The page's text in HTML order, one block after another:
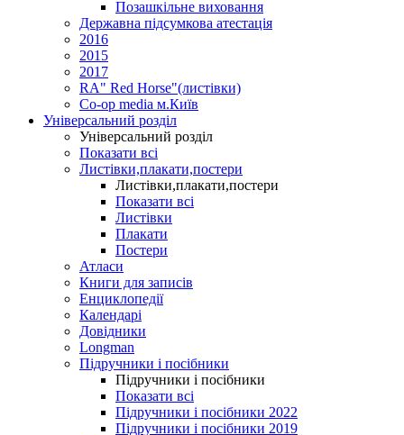
Позашкільне виховання
Державна підсумкова атестація
2016
2015
2017
RA" Red Horse"(листівки)
Co-op media м.Київ
Універсальний розділ
Універсальний розділ
Показати всі
Листівки,плакати,постери
Листівки,плакати,постери
Показати всі
Листівки
Плакати
Постери
Атласи
Книги для записів
Енциклопедії
Календарі
Довідники
Longman
Підручники і посібники
Підручники і посібники
Показати всі
Підручники і посібники 2022
Підручники і посібники 2019